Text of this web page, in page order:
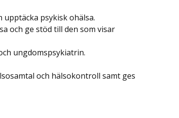
psykisk ohälsa.
och ge stöd till den som visar
ungdomspsykiatrin.
och hälsokontroll samt ges